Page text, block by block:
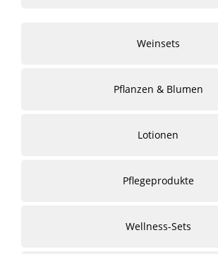
Weinsets
Pflanzen & Blumen
Lotionen
Pflegeprodukte
Wellness-Sets